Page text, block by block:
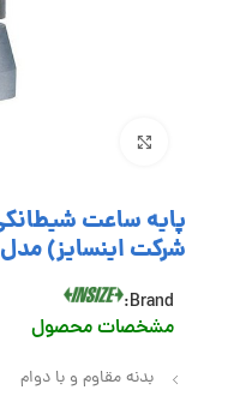
شرکت اینسایز) مدل 6298-2
Brand:
مشخصات محصول
بدنه مقاوم و با دوام